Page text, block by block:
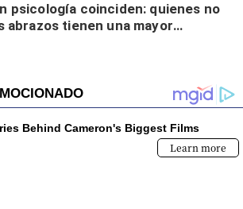
psicología coinciden: quienes no
abrazos tienen una mayor
estímulos físicos y no es por